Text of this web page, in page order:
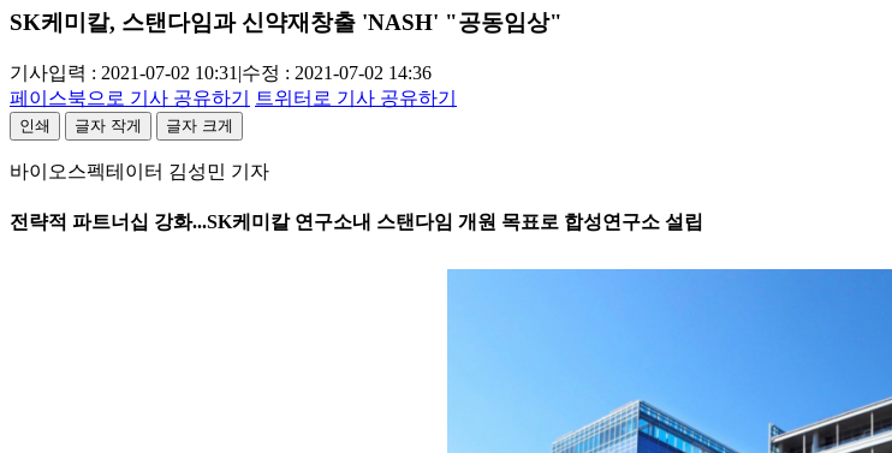
SK케미칼, 스탠다임과 신약재창출 'NASH' "공동임상"
기사입력 : 2021-07-02 10:31 |수정 : 2021-07-02 14:36
페이스북으로 기사 공유하기
트위터로 기사 공유하기
인쇄 글자 작게 글자 크게
바이오스펙테이터 김성민 기자
전략적 파트너십 강화...SK케미칼 연구소내 스탠다임 개원 목표로 합성연구소 설립